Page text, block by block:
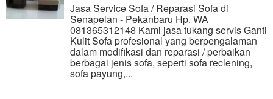
Jasa Service Sofa / Reparasi Sofa di
Senapelan - Pekanbaru Hp. WA
081365312148 Kami jasa tukang servis Ganti
Kulit Sofa profesional yang berpengalaman
dalam modifikasi dan reparasi / perbaikan
berbagai jenis sofa, seperti sofa reclening,
sofa payung,...